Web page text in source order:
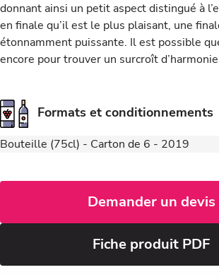
donnant ainsi un petit aspect distingué à
en finale qu’il est le plus plaisant, une
étonnamment puissante. Il est possible
encore pour trouver un surcroît
Formats et conditionnements
Bouteille (75cl) - Carton de 6 - 2019
Demander un devis
Fiche produit PDF